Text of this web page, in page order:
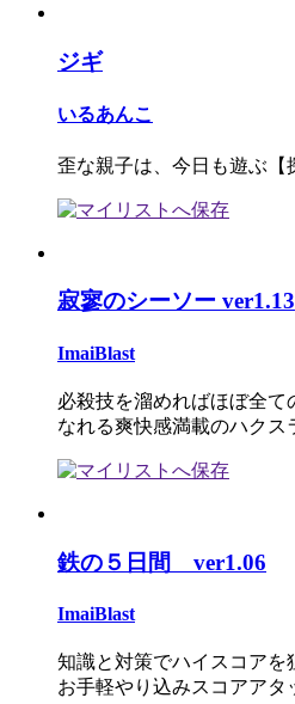
ジギ
いるあんこ
歪な親子は、今日も遊ぶ【
寂寥のシーソー ver1.13
ImaiBlast
必殺技を溜めればほぼ全て
なれる爽快感満載のハクス
鉄の５日間 ver1.06
ImaiBlast
知識と対策でハイスコアを
お手軽やり込みスコアアタ